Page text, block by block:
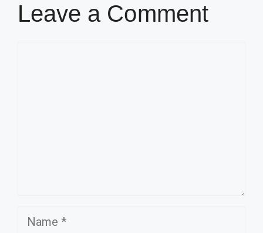
Leave a Comment
Name